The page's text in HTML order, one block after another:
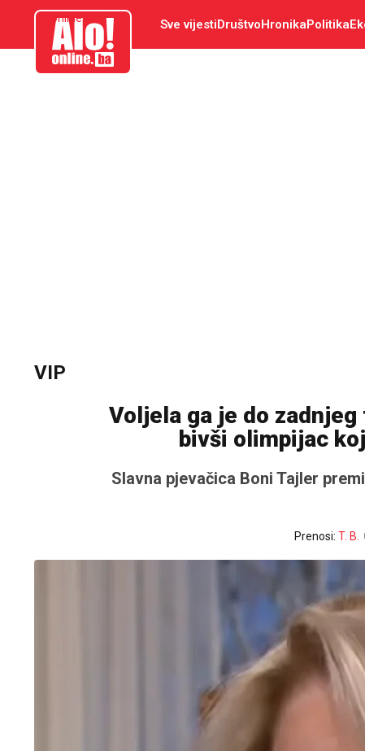
aloonline.ba Sve vijestiDruštvoHronikaPolitika
VIP
Voljela ga je do
bivši olimpijac
Slavna pjevačica Boni Tajler
Prenosi: T. B.